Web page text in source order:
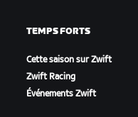
TEMPS FORTS
Cette saison sur Zwift
Zwift Racing
Événements Zwift